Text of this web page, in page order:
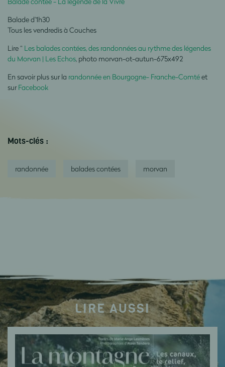
Balade d’1h30
Tous les vendredis à Couches
Lire “ Les balades contées, des randonnées au rythme des légendes
du Morvan | Les Echos, photo morvan-ot-autun-675x492
En savoir plus sur la randonnée en Bourgogne- Franche-Comtéet
sur Facebook
Mots-clés :
randonnée balades contées morvan
LIRE AUSSI